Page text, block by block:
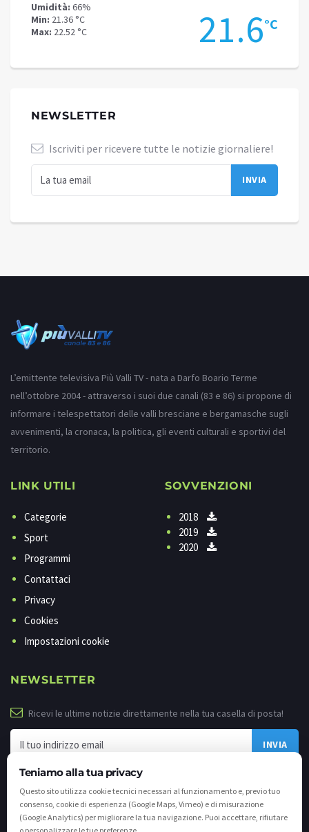
Teniamo alla tua privacy
Questo sito utilizza cookie tecnici necessari al funzionamento e, previo tuo
consenso, cookie di esperienza (Google Maps, Vimeo) e di misurazione
(Google Analytics) per migliorare la tua navigazione. Puoi accettare, rifiutare
Umidità: 66%
Min: 21.36 °C
Max: 22.52 °C 21.6°C
NEWSLETTER
Iscriviti per ricevere tutte le notizie giornaliere!
L’emittente televisiva Più Valli TV - nata a Darfo Boario Terme
nell’ottobre 2004 - attraverso i suoi due canali (83 e 86) si propone di
informare i telespettatori delle valli bresciane e bergamasche sugli
avvenimenti, la cronaca, la politica, gli eventi culturali e sportivi del
territorio.
LINK UTILI
Categorie
Sport
Programmi
Contattaci
Privacy
Cookies
Impostazioni cookie
SOVVENZIONI
2018
2019
2020
NEWSLETTER
Ricevi le ultime notizie direttamente nella tua casella di posta!